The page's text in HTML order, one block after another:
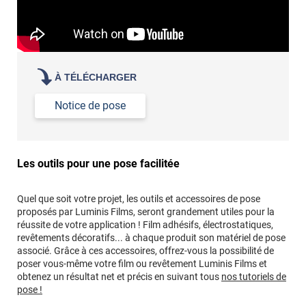
À TÉLÉCHARGER
Notice de pose
Les outils pour une pose facilitée
Quel que soit votre projet, les outils et accessoires de pose
proposés par Luminis Films, seront grandement utiles pour la
réussite de votre application ! Film adhésifs, électrostatiques,
revêtements décoratifs... à chaque produit son matériel de pose
associé. Grâce à ces accessoires, offrez-vous la possibilité de
poser vous-même votre film ou revêtement Luminis Films et
obtenez un résultat net et précis en suivant tous nos tutoriels de
pose !